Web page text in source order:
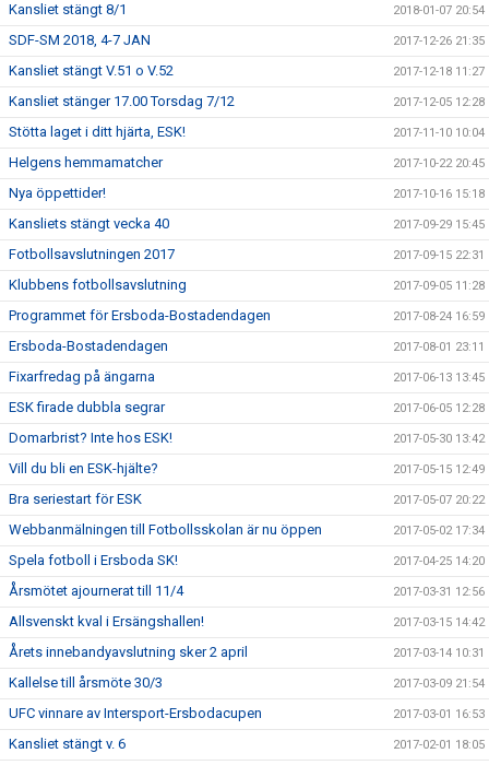
Kansliet stängt 8/1 2018-01-07 20:54
SDF-SM 2018, 4-7 JAN 2017-12-26 21:35
Kansliet stängt V.51 o V.52 2017-12-18 11:27
Kansliet stänger 17.00 Torsdag 7/12 2017-12-05 12:28
Stötta laget i ditt hjärta, ESK! 2017-11-10 10:04
Helgens hemmamatcher 2017-10-22 20:45
Nya öppettider! 2017-10-16 15:18
Kansliets stängt vecka 40 2017-09-29 15:45
Fotbollsavslutningen 2017 2017-09-15 22:31
Klubbens fotbollsavslutning 2017-09-05 11:28
Programmet för Ersboda-Bostadendagen 2017-08-24 16:59
Ersboda-Bostadendagen 2017-08-01 23:11
Fixarfredag på ängarna 2017-06-13 13:45
ESK firade dubbla segrar 2017-06-05 12:28
Domarbrist? Inte hos ESK! 2017-05-30 13:42
Vill du bli en ESK-hjälte? 2017-05-15 12:49
Bra seriestart för ESK 2017-05-07 20:22
Webbanmälningen till Fotbollsskolan är nu öppen 2017-05-02 17:34
Spela fotboll i Ersboda SK! 2017-04-25 14:20
Årsmötet ajournerat till 11/4 2017-03-31 12:56
Allsvenskt kval i Ersängshallen! 2017-03-15 14:42
Årets innebandyavslutning sker 2 april 2017-03-14 10:31
Kallelse till årsmöte 30/3 2017-03-09 21:54
UFC vinnare av Intersport-Ersbodacupen 2017-03-01 16:53
Kansliet stängt v. 6 2017-02-01 18:05